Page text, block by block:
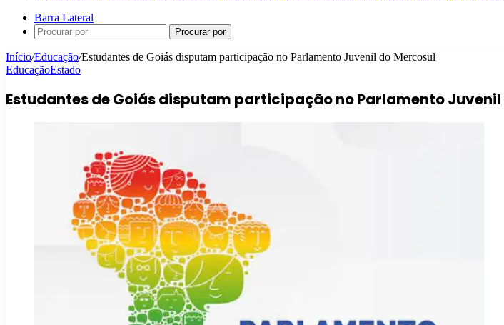
Barra Lateral
Procurar por
Início/Educação/Estudantes de Goiás disputam participação no Parlamento Juvenil do Mercosul
EducaçãoEstado
Estudantes de Goiás disputam participação no Parlamento Juvenil